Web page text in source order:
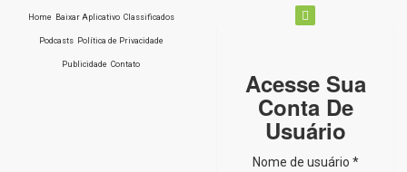
Home Baixar Aplicativo Classificados
Podcasts Política de Privacidade
Publicidade Contato
Acesse Sua
Conta De
Usuário
Nome de usuário *